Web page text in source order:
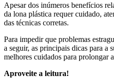
Apesar dos inúmeros benefícios
da lona plástica requer cuidado,
das técnicas corretas.
Para impedir que problemas
a seguir, as principais dicas para a
melhores cuidados para prolongar
Aproveite a leitura!